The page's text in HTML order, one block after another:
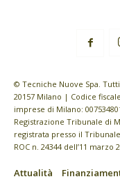
© Tecniche Nuove Spa.
20157 Milano | Codice
imprese di Milano:
Registrazione Tribunale di
registrata presso il
ROC n. 24344 dell’11 marzo
Attualità